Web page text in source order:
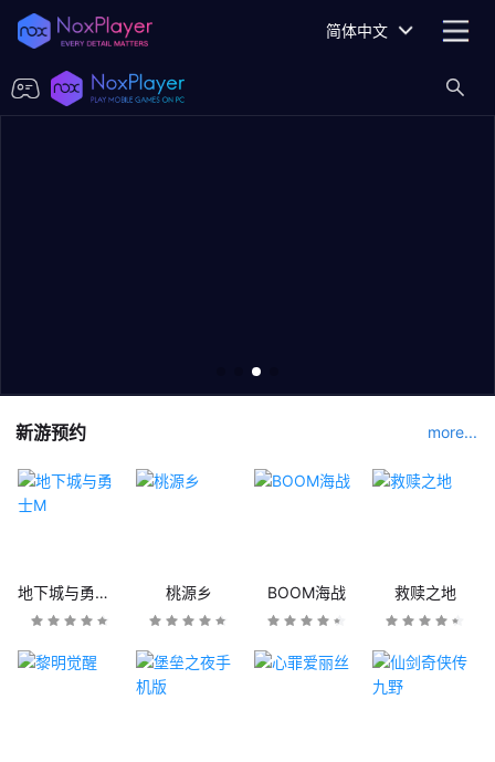
简体中文
新游预约 more...
地下城与勇士M 桃源乡 BOOM海战 救赎之地